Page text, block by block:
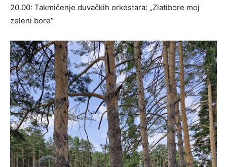
20.00: Takmičenje duvačkih orkestara: „Zlatibore moj
zeleni bore“